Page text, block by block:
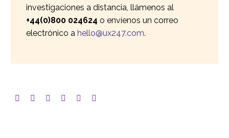
investigaciones a distancia, llámenos al
+44(0)800 024624 o envíenos un correo
electrónico a hello@ux247.com.